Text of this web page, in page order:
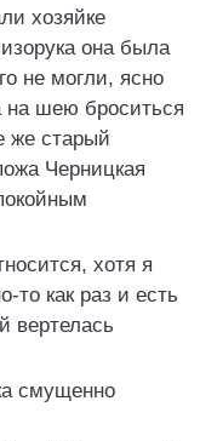
хозяйке
она была
не могли, ясно
на шею броситься
же старый
Черницкая
хотя я
то как раз и есть
вертелась
смущенно